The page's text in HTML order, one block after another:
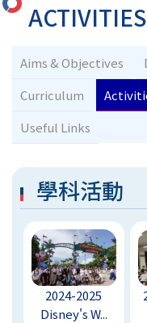
ACTIVITIES
Aims & Objectives
Curriculum
Useful Links
學科活動
2024-2025
Disney's W...